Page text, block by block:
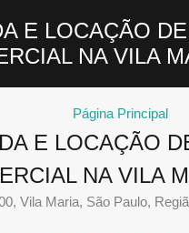
E LOCAÇÃO
NA VILA
Página Principal
E LOCAÇÃO
NA VILA
Vila Maria, São Paulo,